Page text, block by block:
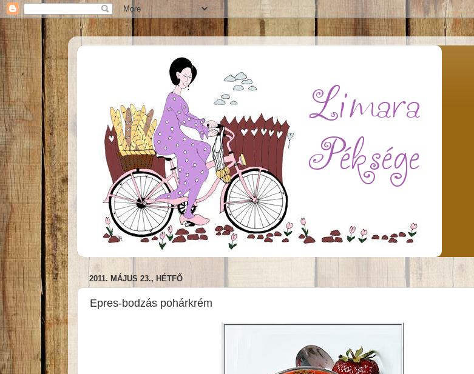
2011. MÁJUS 23., HÉTFŐ
Epres-bodzás pohárkrém